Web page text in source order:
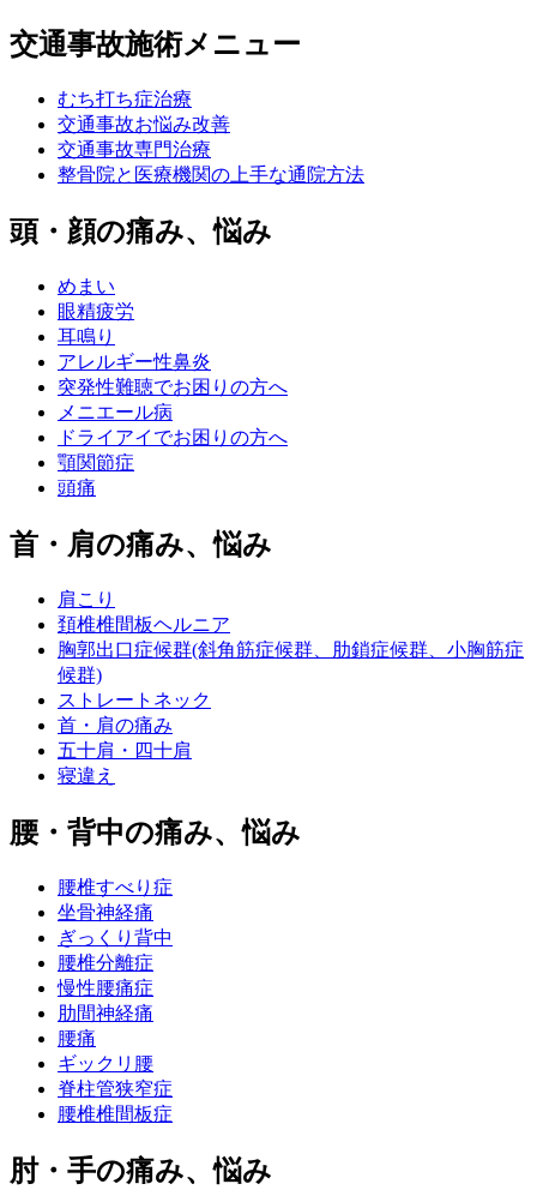
交通事故施術メニュー
むち打ち症治療
交通事故お悩み改善
交通事故専門治療
整骨院と医療機関の上手な通院方法
頭・顔の痛み、悩み
めまい
眼精疲労
耳鳴り
アレルギー性鼻炎
突発性難聴でお困りの方へ
メニエール病
ドライアイでお困りの方へ
顎関節症
頭痛
首・肩の痛み、悩み
肩こり
頚椎椎間板ヘルニア
胸郭出口症候群(斜角筋症候群、肋鎖症候群、小胸筋症
候群)
ストレートネック
首・肩の痛み
五十肩・四十肩
寝違え
腰・背中の痛み、悩み
腰椎すべり症
坐骨神経痛
ぎっくり背中
腰椎分離症
慢性腰痛症
肋間神経痛
腰痛
ギックリ腰
脊柱管狭窄症
腰椎椎間板症
肘・手の痛み、悩み